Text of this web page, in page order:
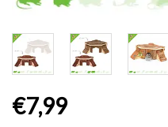
€7,99